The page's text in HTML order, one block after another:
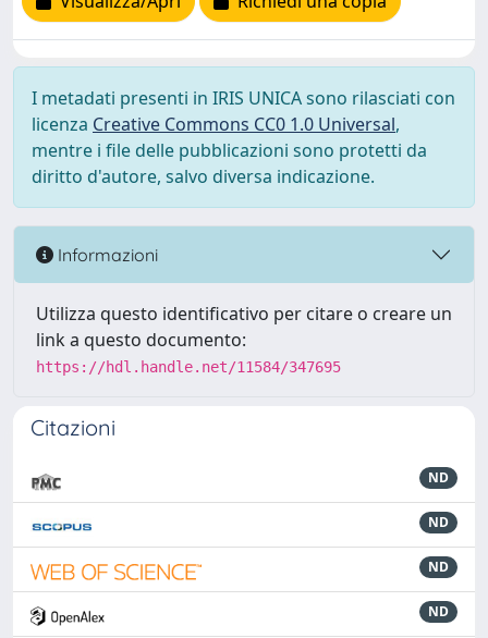
I metadati presenti in IRIS UNICA sono rilasciati con
licenza Creative Commons CC0 1.0 Universal,
mentre i file delle pubblicazioni sono protetti da
diritto d'autore, salvo diversa indicazione.
Informazioni
Utilizza questo identificativo per citare o creare un
link a questo documento:
https://hdl.handle.net/11584/347695
Citazioni
ND
ND
ND
ND